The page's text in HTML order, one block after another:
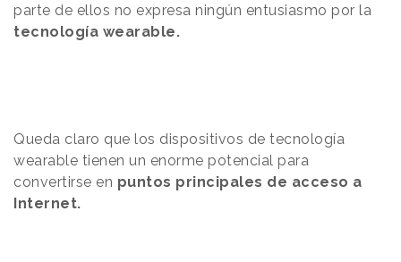
parte de ellos no expresa ningún entusiasmo por la
tecnología wearable.
Queda claro que los dispositivos de tecnología
wearable tienen un enorme potencial para
convertirse en puntos principales de acceso a
Internet.